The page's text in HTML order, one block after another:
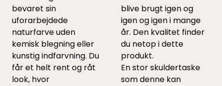
bevaret sin
uforarbejdede
naturfarve uden
kemisk blegning eller
kunstig indfarvning. Du
får et helt rent og råt
look, hvor
blive brugt igen og
igen og igen i mange
år. Den kvalitet finder
du netop i dette
produkt.
En stor skuldertaske
som denne kan